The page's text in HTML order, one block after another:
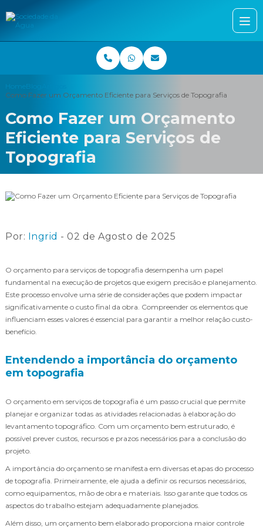
Home Blog
Como Fazer um Orçamento Eficiente para Serviços de Topografia
Como Fazer um Orçamento
Eficiente para Serviços de
Topografia
Por: Ingrid - 02 de Agosto de 2025
O orçamento para serviços de topografia desempenha um papel
fundamental na execução de projetos que exigem precisão e planejamento.
Este processo envolve uma série de considerações que podem impactar
significativamente o custo final da obra. Compreender os elementos que
influenciam esses valores é essencial para garantir a melhor relação custo-
benefício.
Entendendo a importância do orçamento
em topografia
O orçamento em serviços de topografia é um passo crucial que permite
planejar e organizar todas as atividades relacionadas à elaboração do
levantamento topográfico. Com um orçamento bem estruturado, é
possível prever custos, recursos e prazos necessários para a conclusão do
projeto.
A importância do orçamento se manifesta em diversas etapas do processo
de topografia. Primeiramente, ele ajuda a definir os recursos necessários,
como equipamentos, mão de obra e materiais. Isso garante que todos os
aspectos do trabalho estejam adequadamente planejados.
Além disso, um orçamento bem elaborado proporciona maior controle